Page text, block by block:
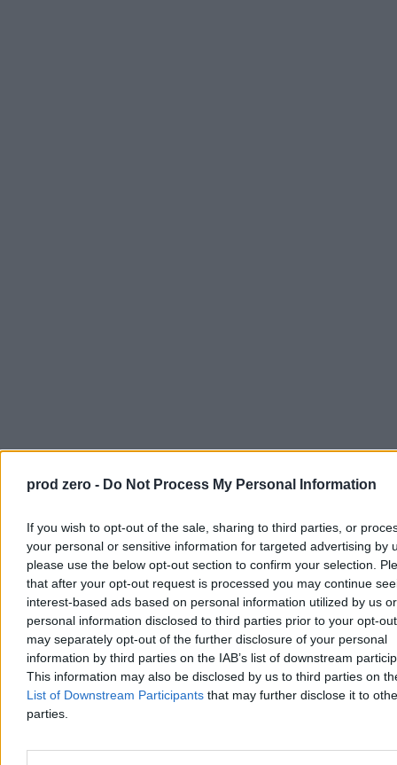
prod zero - Do Not Process My Personal Information
If you wish to opt-out of the sale, sharing to third parties, or
your personal or sensitive information for targeted advertising by
please use the below opt-out section to confirm your selection.
that after your opt-out request is processed you may continue
interest-based ads based on personal information utilized by us or
personal information disclosed to third parties prior to your opt-
may separately opt-out of the further disclosure of your personal
information by third parties on the IAB’s list of downstream
This information may also be disclosed by us to third parties on
List of Downstream Participants that may further disclose it to
parties.
Źródło: Zero.pl
Filip Baczkura
Dziennikarz
filip.baczkura@zero.pl
Tagi:system kaucyjnyTomasz Rzymkowski
Zobacz również
Kraj